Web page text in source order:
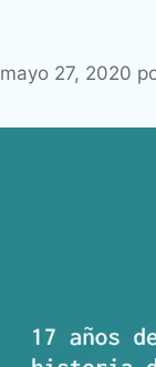
mayo 27, 2020